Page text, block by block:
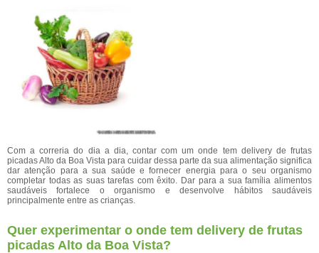
Com a correria do dia a dia, contar com um onde tem delivery de frutas
picadas Alto da Boa Vista para cuidar dessa parte da sua alimentação significa
dar atenção para a sua saúde e fornecer energia para o seu organismo
completar todas as suas tarefas com êxito. Dar para a sua família alimentos
saudáveis fortalece o organismo e desenvolve hábitos saudáveis
principalmente entre as crianças.
Quer experimentar o onde tem delivery de frutas
picadas Alto da Boa Vista?